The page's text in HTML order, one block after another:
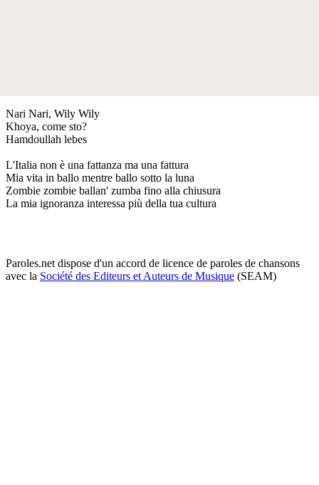
Nari Nari, Wily Wily
Khoya, come sto?
Hamdoullah lebes
L'Italia non è una fattanza ma una fattura
Mia vita in ballo mentre ballo sotto la luna
Zombie zombie ballan' zumba fino alla chiusura
La mia ignoranza interessa più della tua cultura
Paroles.net dispose d'un accord de licence de paroles de chansons
avec la Société des Editeurs et Auteurs de Musique (SEAM)